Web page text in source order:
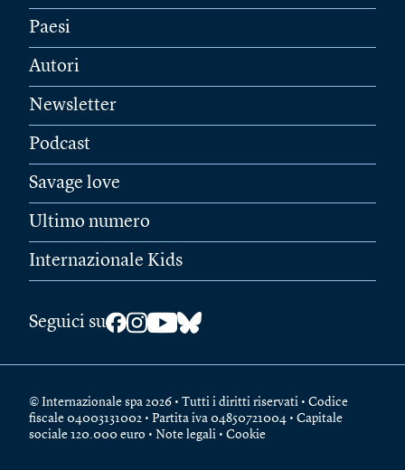
Paesi
Autori
Newsletter
Podcast
Savage love
Ultimo numero
Internazionale Kids
Seguici su
© Internazionale spa 2026 • Tutti i diritti riservati • Codice
fiscale 04003131002 • Partita iva 04850721004 • Capitale
sociale 120.000 euro • Note legali • Cookie